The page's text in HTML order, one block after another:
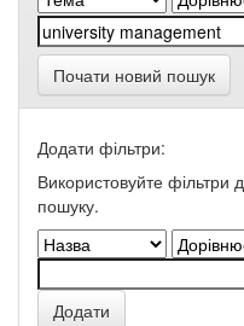
Почати новий пошук
Додати фільтри:
Використовуйте фільтри
пошуку.